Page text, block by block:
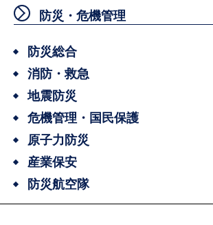
防災・危機管理
防災総合
消防・救急
地震防災
危機管理・国民保護
原子力防災
産業保安
防災航空隊